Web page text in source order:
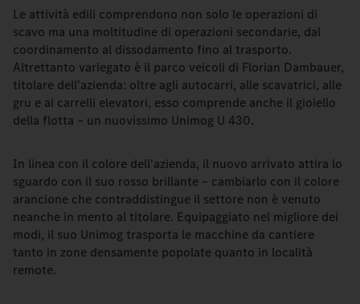
Le attività edili comprendono non solo le operazioni di
scavo ma una moltitudine di operazioni secondarie, dal
coordinamento al dissodamento fino al trasporto.
Altrettanto variegato è il parco veicoli di Florian Dambauer,
titolare dell'azienda: oltre agli autocarri, alle scavatrici, alle
gru e ai carrelli elevatori, esso comprende anche il gioiello
della flotta – un nuovissimo Unimog U 430.
In linea con il colore dell'azienda, il nuovo arrivato attira lo
sguardo con il suo rosso brillante – cambiarlo con il colore
arancione che contraddistingue il settore non è venuto
neanche in mento al titolare. Equipaggiato nel migliore dei
modi, il suo Unimog trasporta le macchine da cantiere
tanto in zone densamente popolate quanto in località
remote.